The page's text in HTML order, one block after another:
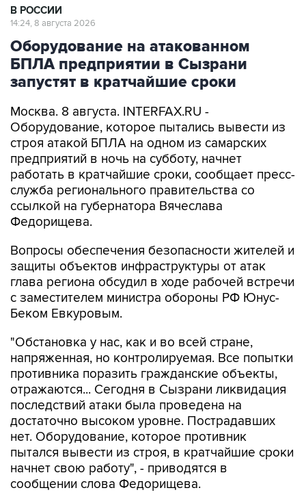
В РОССИИ
14:24, 8 августа 2026
Оборудование на атакованном
БПЛА предприятии в Сызрани
запустят в кратчайшие сроки
Москва. 8 августа. INTERFAX.RU -
Оборудование, которое пытались вывести из
строя атакой БПЛА на одном из самарских
предприятий в ночь на субботу, начнет
работать в кратчайшие сроки, сообщает пресс-
служба регионального правительства со
ссылкой на губернатора Вячеслава
Федорищева.
Вопросы обеспечения безопасности жителей и
защиты объектов инфраструктуры от атак
глава региона обсудил в ходе рабочей встречи
с заместителем министра обороны РФ Юнус-
Беком Евкуровым.
"Обстановка у нас, как и во всей стране,
напряженная, но контролируемая. Все попытки
противника поразить гражданские объекты,
отражаются... Сегодня в Сызрани ликвидация
последствий атаки была проведена на
достаточно высоком уровне. Пострадавших
нет. Оборудование, которое противник
пытался вывести из строя, в кратчайшие сроки
начнет свою работу", - приводятся в
сообщении слова Федорищева.